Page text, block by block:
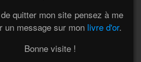
quitter mon site pensez à me
un message sur mon livre d'or.
Bonne visite !